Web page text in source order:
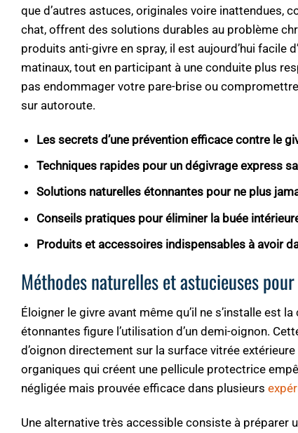
que d’autres astuces, originales voire inattendues,
chat, offrent des solutions durables au problème
produits anti-givre en spray, il est aujourd’hui
matinaux, tout en participant à une conduite plus
pas endommager votre pare-brise ou
sur autoroute.
Les secrets d’une prévention efficace contre le
Techniques rapides pour un dégivrage express
Solutions naturelles étonnantes pour ne plus
Conseils pratiques pour éliminer la buée
Produits et accessoires indispensables à avoir
Méthodes naturelles et astucieuses
Éloigner le givre avant même qu’il ne s’installe est
étonnantes figure l’utilisation d’un demi-oignon.
d’oignon directement sur la surface vitrée
organiques qui créent une pellicule protectrice
négligée mais prouvée efficace dans plusieurs
Une alternative très accessible consiste à préparer